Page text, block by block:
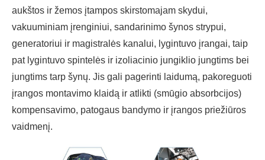
aukštos ir žemos įtampos skirstomajam skydui,
vakuuminiam įrenginiui, sandarinimo šynos strypui,
generatoriui ir magistralės kanalui, lygintuvo įrangai, taip
pat lygintuvo spintelės ir izoliacinio jungiklio jungtims bei
jungtims tarp šynų. Jis gali pagerinti laidumą, pakoreguoti
įrangos montavimo klaidą ir atlikti (smūgio absorbcijos)
kompensavimo, patogaus bandymo ir įrangos priežiūros
vaidmenį.